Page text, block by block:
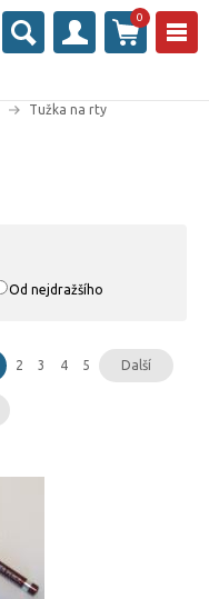
0
Tužka na rty
Od nejdražšího
2 3 4 5 Další